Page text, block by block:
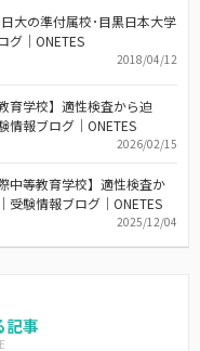
大の準付属校･目黒日本大学
グ｜ONETES
2018/04/12
育学校】適性検査から迫
情報ブログ｜ONETES
2026/02/15
中等教育学校】適性検査か
受験情報ブログ｜ONETES
2025/12/04
記事